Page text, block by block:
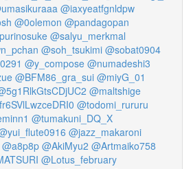
@iaxyeatfgnldpw
@0olemon @pandagopan
@salyu_merkmal
@soh_tsukimi @sobat0904
@y_compose @numadeshi3
@BFM86_gra_sui @miyG_01
@maltshige
@todomi_rururu
@tumakuni_DQ_X
@jazz_makaroni
@a8p8p @AkiMyu2 @Artmaiko758
@Lotus_february